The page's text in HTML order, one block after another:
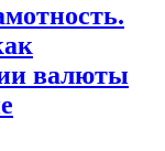
валюты